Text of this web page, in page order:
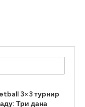
3×3 турнир
Три дана